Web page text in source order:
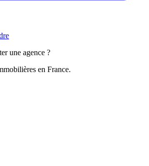
une agence ?
en France.